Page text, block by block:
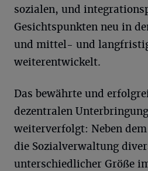
sozialen, und
Gesichtspunkten neu in
und mittel- und
weiterentwickelt.
Das bewährte und
dezentralen
weiterverfolgt: Neben
die Sozialverwaltung
unterschiedlicher Größe